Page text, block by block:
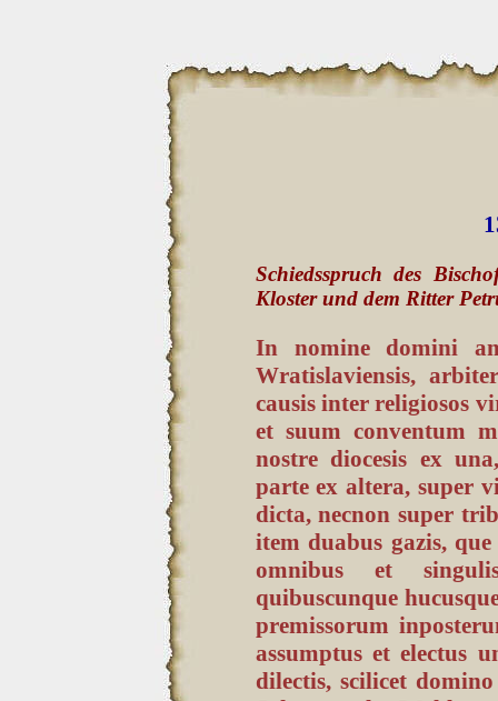
Schiedsspruch des
Kloster und dem Ritter
In nomine domini
Wratislaviensis,
causis inter religiosos
et suum conventum
nostre diocesis ex
parte ex altera, super
dicta, necnon super
item duabus gazis,
omnibus et
quibuscunque
premissorum
assumptus et electus
dilectis, scilicet